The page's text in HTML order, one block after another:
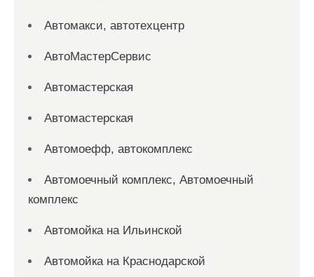
Автомакси, автотехцентр
АвтоМастерСервис
Автомастерская
Автомастерская
Автомоефф, автокомплекс
Автомоечный комплекс, Автомоечный
комплекс
Автомойка на Ильинской
Автомойка на Краснодарской